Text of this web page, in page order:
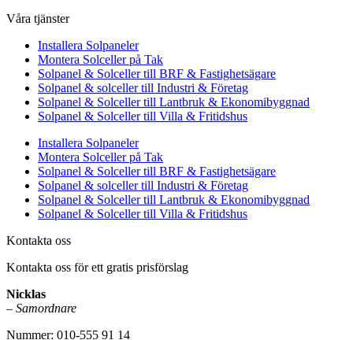
Våra tjänster
Installera Solpaneler
Montera Solceller på Tak
Solpanel & Solceller till BRF & Fastighetsägare
Solpanel & solceller till Industri & Företag
Solpanel & Solceller till Lantbruk & Ekonomibyggnad
Solpanel & Solceller till Villa & Fritidshus
Installera Solpaneler
Montera Solceller på Tak
Solpanel & Solceller till BRF & Fastighetsägare
Solpanel & solceller till Industri & Företag
Solpanel & Solceller till Lantbruk & Ekonomibyggnad
Solpanel & Solceller till Villa & Fritidshus
Kontakta oss
Kontakta oss för ett gratis prisförslag
Nicklas
– Samordnare
Nummer: 010-555 91 14